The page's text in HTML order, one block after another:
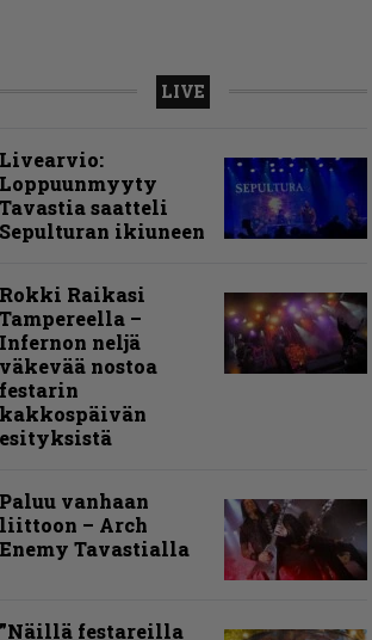
LIVE
Livearvio:
Loppuunmyyty
Tavastia saatteli
Sepulturan ikiuneen
Rokki Raikasi
Tampereella –
Infernon neljä
väkevää nostoa
festarin
kakkospäivän
esityksistä
Paluu vanhaan
liittoon – Arch
Enemy Tavastialla
”Näillä festareilla